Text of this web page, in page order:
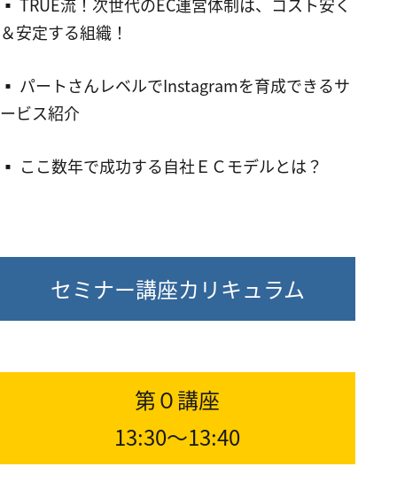
＆安定する組織！
▪︎ パートさんレベルでInstagramを育成できるサ
ービス紹介
▪︎ ここ数年で成功する自社ＥＣモデルとは？
セミナー講座カリキュラム
第０講座
13:30～13:40